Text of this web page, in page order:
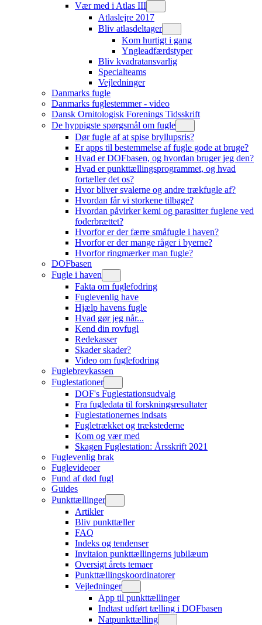
Vær med i Atlas III
Atlaslejre 2017
Bliv atlasdeltager
Kom hurtigt i gang
Yngleadfærdstyper
Bliv kvadratansvarlig
Specialteams
Vejledninger
Danmarks fugle
Danmarks fuglestemmer - video
Dansk Ornitologisk Forenings Tidsskrift
De hyppigste spørgsmål om fugle
Dør fugle af at spise bryllupsris?
Er apps til bestemmelse af fugle gode at bruge?
Hvad er DOFbasen, og hvordan bruger jeg den?
Hvad er punkttællingsprogrammet, og hvad
fortæller det os?
Hvor bliver svalerne og andre trækfugle af?
Hvordan får vi storkene tilbage?
Hvordan påvirker kemi og parasitter fuglene ved
foderbrættet?
Hvorfor er der færre småfugle i haven?
Hvorfor er der mange råger i byerne?
Hvorfor ringmærker man fugle?
DOFbasen
Fugle i haven
Fakta om fuglefodring
Fuglevenlig have
Hjælp havens fugle
Hvad gør jeg når...
Kend din rovfugl
Redekasser
Skader skader?
Video om fuglefodring
Fuglebrevkassen
Fuglestationer
DOF's Fuglestationsudvalg
Fra fugledata til forskningsresultater
Fuglestationernes indsats
Fugletrækket og trækstederne
Kom og vær med
Skagen Fuglestation: Årsskrift 2021
Fuglevenlig brak
Fuglevideoer
Fund af død fugl
Guides
Punkttællinger
Artikler
Bliv punkttæller
FAQ
Indeks og tendenser
Invitaion punkttællingerns jubilæum
Oversigt årets temaer
Punkttællingskoordinatorer
Vejledninger
App til punkttællinger
Indtast udført tælling i DOFbasen
Natpunkttælling